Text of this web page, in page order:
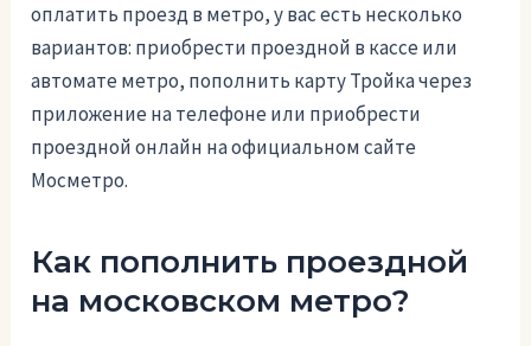
оплатить проезд в метро, у вас есть несколько
вариантов: приобрести проездной в кассе или
автомате метро, пополнить карту Тройка через
приложение на телефоне или приобрести
проездной онлайн на официальном сайте
Мосметро.
Как пополнить проездной
на московском метро?